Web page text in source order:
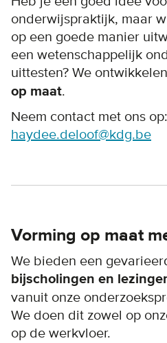
onderwijspraktijk, maar
op een goede manier
een wetenschappelijk
uittesten? We
op maat.
Neem contact met ons op:
haydee.deloof@kdg.be
Vorming op maat
We bieden een
bijscholingen en
vanuit onze
We doen dit zowel op
op de werkvloer.